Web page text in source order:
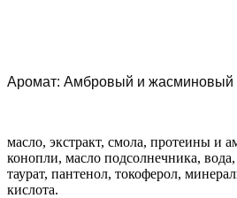
Аромат: Амбровый и жасминовый
масло, экстракт, смола, протеины и
конопли, масло подсолнечника,
таурат, пантенол, токоферол,
кислота.